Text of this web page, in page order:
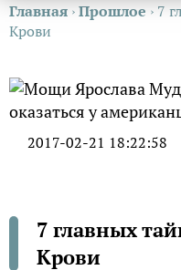
Главная ›Прошлое › 7
Крови
2017-02-21 18:22:58
7 главных
Крови